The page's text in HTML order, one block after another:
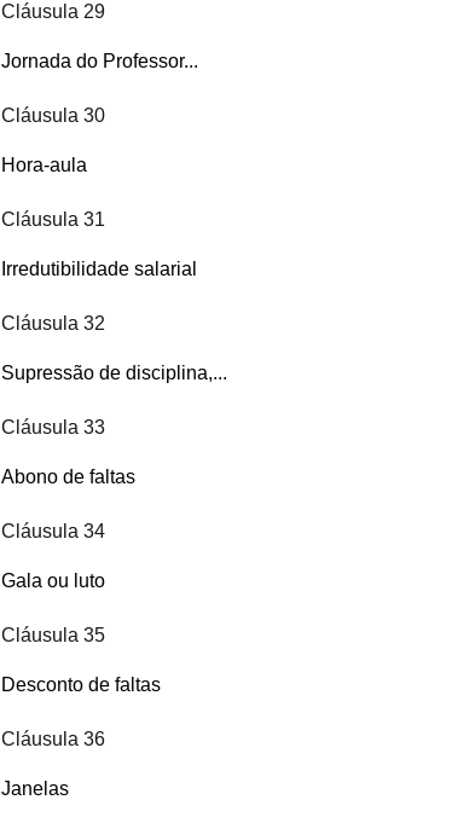
Cláusula 29
Jornada do Professor...
Cláusula 30
Hora-aula
Cláusula 31
Irredutibilidade salarial
Cláusula 32
Supressão de disciplina,...
Cláusula 33
Abono de faltas
Cláusula 34
Gala ou luto
Cláusula 35
Desconto de faltas
Cláusula 36
Janelas